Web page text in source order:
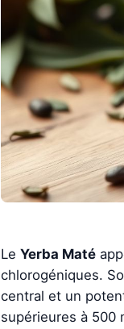
Le Yerba Maté
chlorogéniques.
central et un
supérieures à 500